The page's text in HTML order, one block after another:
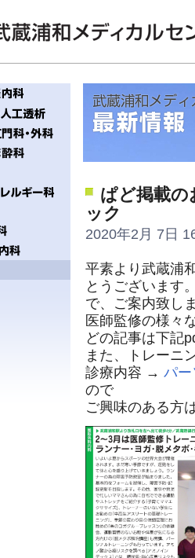
ぱど掲載の
ック
2020年2月 7日
平素より武蔵浦
とうございます
で、ご案内致し
医師監修の様々
どの記事は下記
また、トレーニ
診療内容 → パー
ので
ご興味のある方